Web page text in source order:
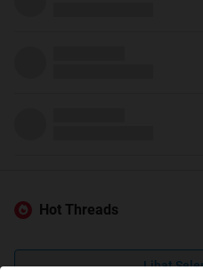
Hot Threads
Lihat